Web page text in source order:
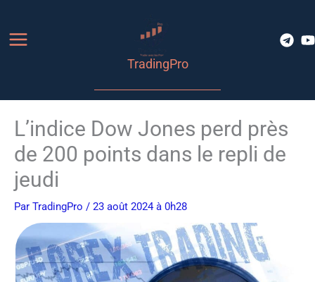
contenu
TradingPro
L’indice Dow Jones perd près
de 200 points dans le repli de
jeudi
Par TradingPro / 23 août 2024 à 0h28